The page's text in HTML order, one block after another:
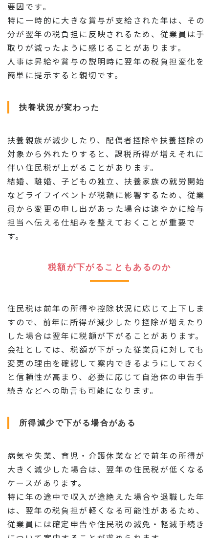
要因です。
特に一時的に大きな賞与が支給された年は、その
分が翌年の税負担に反映されるため、従業員は手
取りが減ったように感じることがあります。
人事は昇給や賞与の説明時に翌年の税負担変化を
簡単に提示すると親切です。
扶養状況が変わった
扶養親族が減少したり、配偶者控除や扶養控除の
対象から外れたりすると、課税所得が増えそれに
伴い住民税が上がることがあります。
結婚、離婚、子どもの独立、扶養家族の就労開始
などライフイベントが税額に影響するため、従業
員から変更の申し出があった場合は速やかに給与
担当へ伝える仕組みを整えておくことが重要で
す。
税額が下がることもあるのか
住民税は前年の所得や控除状況に応じて上下しま
すので、前年に所得が減少したり控除が増えたり
した場合は翌年に税額が下がることがあります。
会社としては、税額が下がった従業員に対しても
変更の理由を確認して案内できるようにしておく
と信頼性が高まり、必要に応じて自治体の申告手
続きなどへの助言も可能になります。
所得減少で下がる場合がある
病気や失業、育児・介護休業などで前年の所得が
大きく減少した場合は、翌年の住民税が低くなる
ケースがあります。
特に年の途中で収入が途絶えた場合や退職した年
は、翌年の税負担が軽くなる可能性があるため、
従業員には確定申告や住民税の減免・軽減手続き